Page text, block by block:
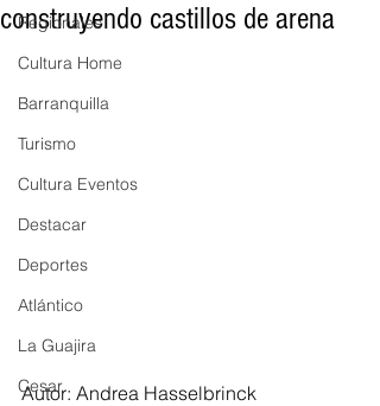
Regionales
Cultura Home
Barranquilla
Turismo
Cultura Eventos
Destacar
Deportes
Atlántico
La Guajira
Cesar
construyendo castillos de arena
Autor: Andrea Hasselbrinck